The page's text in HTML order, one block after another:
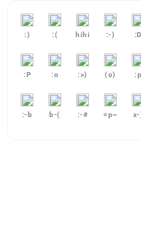
:) :( hihi :-) :D
:P :o :>) (o) :p
:-b b-( :-# =p~ x-